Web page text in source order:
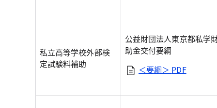
私立高等学校外部検
定試験料補助
公益財団法人東京都私学
助金交付要綱
＜要綱＞ PDF